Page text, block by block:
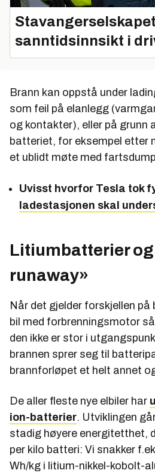
sanntidsinnsikt i
Brann kan oppstå under
som feil på elanlegg
og kontakter), eller på grunn
batteriet, for eksempel etter
et ublidt møte med
Uvisst hvorfor Tesla tok
ladestasjonen skal
Litiumbatterier
runaway»
Når det gjelder forskjellen på
bil med forbrenningsmotor
den ikke er stor i
brannen sprer seg til
brannforløpet et helt annet
De aller fleste nye elbiler har
ion-batterier. Utviklingen
stadig høyere energitetthet,
per kilo batteri: Vi snakker
Wh/kg i litium-nikkel-kobolt-